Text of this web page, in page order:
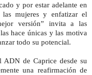
y por estar adelante en
mujeres y enfatizar el
versión” invita a las
hace únicas y las motiva
todo su potencial.
de Caprice desde su
una reafirmación de